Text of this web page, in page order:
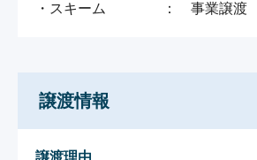
・スキーム　　　　：　事業譲渡
譲渡情報